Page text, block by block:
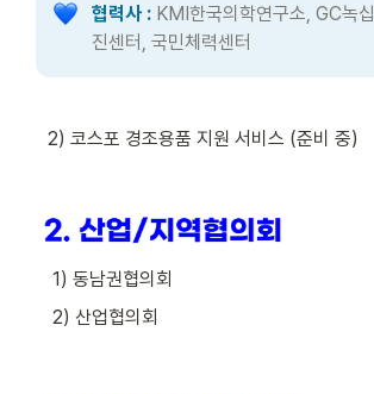
협력사 : KMI한국의학연구소, GC녹
진센터, 국민체력센터
  2) 코스포 경조용품 지원 서비스 (준비 중)
   1) 동남권협의회
   2) 산업협의회